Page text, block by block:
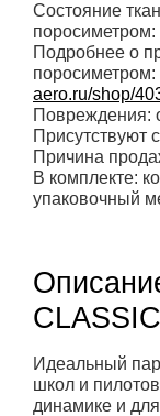
Состояние
поросиметром:
Подробнее о
поросиметром:
aero.ru/shop/
Повреждения:
Присутствуют
Причина
В комплекте:
упаковочный
CLASSIC
Идеальный
школ и
динамике и